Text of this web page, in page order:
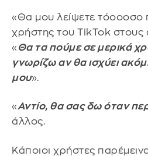
«Θα μου λείψετε τόοοοσο
χρήστης του TikTok στους
« Θα τα πούμε σε μερικά
γνωρίζω αν θα ισχύει
μου».
«Αντίο, θα σας δω όταν
άλλος.
Κάποιοι χρήστες